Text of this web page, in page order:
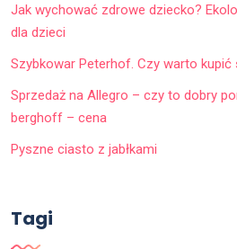
Jak wychować zdrowe dziecko?
dla dzieci
Szybkowar Peterhof. Czy warto kupić
Sprzedaż na Allegro – czy to dobry
berghoff – cena
Pyszne ciasto z jabłkami
Tagi